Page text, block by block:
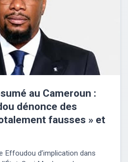
au Cameroun :
dénonce des
fausses » et
Effoudou d’implication dans